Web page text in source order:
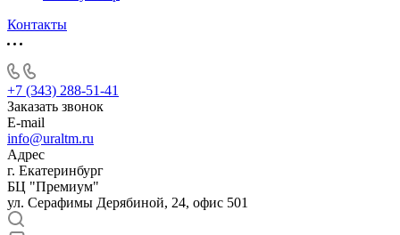
Контакты
+7 (343) 288-51-41
Заказать звонок
E-mail
info@uraltm.ru
Адрес
г. Екатеринбург
БЦ "Премиум"
ул. Серафимы Дерябиной, 24, офис 501